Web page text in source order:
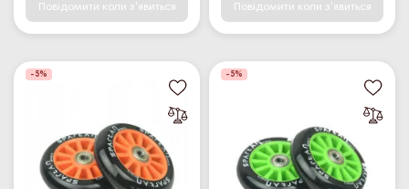
Повідомити коли з'явиться Повідомити коли з'явиться
-5% -5%